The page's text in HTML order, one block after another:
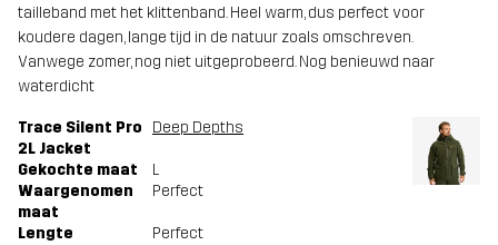
tailleband met het klittenband. Heel warm, dus perfect voor
koudere dagen, lange tijd in de natuur zoals omschreven.
Vanwege zomer, nog niet uitgeprobeerd. Nog benieuwd naar
waterdicht
Trace Silent Pro
2L Jacket
Deep Depths
Gekochte maat
L
Waargenomen
maat
Perfect
Lengte Perfect